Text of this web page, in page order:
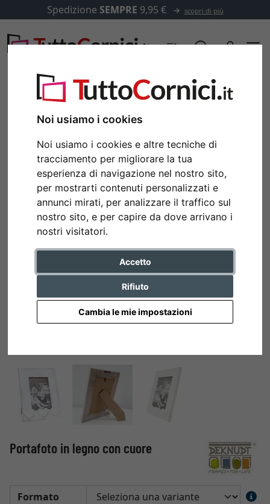
Noi usiamo i cookies
Noi usiamo i cookies e altre tecniche di
tracciamento per migliorare la tua
esperienza di navigazione nel nostro sito,
per mostrarti contenuti personalizzati e
annunci mirati, per analizzare il traffico sul
nostro sito, e per capire da dove arrivano i
nostri visitatori.
Accetto
Rifiuto
Cambia le mie impostazioni
Spedizione SEMPRE 9,95 € scopri di più
Indietro
Portafoto in legno con cuore
Formato